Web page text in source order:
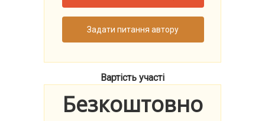
Задати питання автору
Вартість участі
Безкоштовно